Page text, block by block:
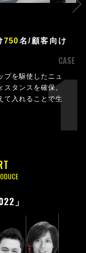
750名/顧客向け
プを駆使したニュ
タンスを確保。
て入れることで生
CASE
」